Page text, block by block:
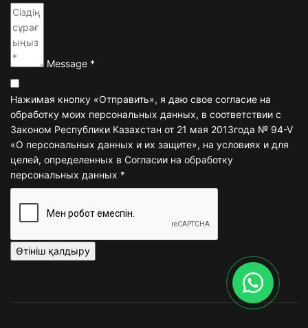
Message *
Terms and conditions
Нажимая кнопку «Отправить», я даю свое согласие на
обработку моих персональных данных, в соответствии с
Законом Республики Казахстан от 21 мая 2013года № 94-V
«О персональных данных и их защите», на условиях и для
целей, определенных в Согласии на обработку
персональных данных *